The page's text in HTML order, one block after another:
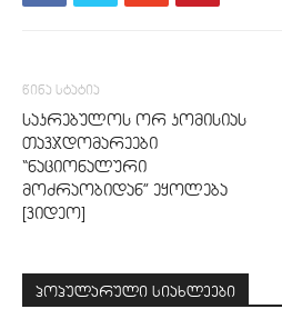
წინა სტატია
საკრებულოს ორ კომისიას
თავჯდომარეები
“ნაციონალური
მოძრაობიდან” ეყოლება
[ვიდეო]
პოპულარული სიახლეები